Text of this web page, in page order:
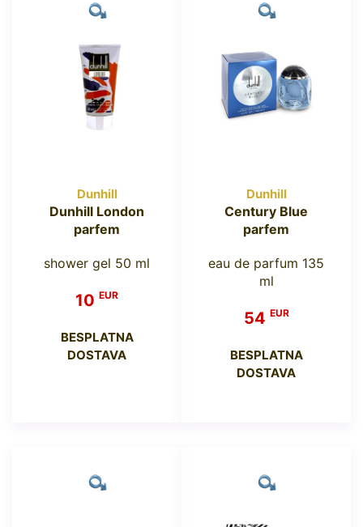
Dunhill
Dunhill London
parfem
shower gel 50 ml
10 EUR
BESPLATNA
DOSTAVA
Dunhill
Century Blue
parfem
eau de parfum 135
ml
54 EUR
BESPLATNA
DOSTAVA